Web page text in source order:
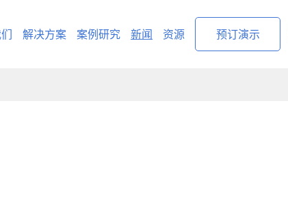
解决方案 案例研究 新闻 资源 预订演示